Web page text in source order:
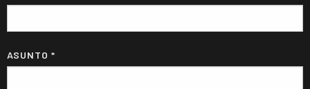
ASUNTO *